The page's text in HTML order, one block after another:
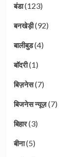
बंडा(123)
बनखेड़ी(92)
बालीबुड(4)
बाॅदरी(1)
बिज़नेस(7)
बिजनेस न्यूज़(7)
बिहार(3)
बीना(5)